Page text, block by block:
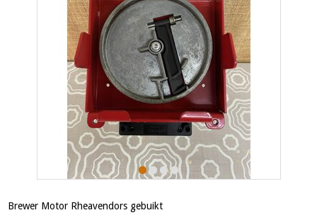
Brewer Motor Rheavendors gebuikt